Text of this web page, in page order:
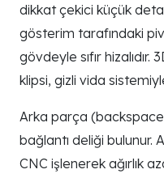
dikkat çekici küçük
gösterim tarafındaki
gövdeyle sıfır
klipsi, gizli vida
Arka parça
bağlantı deliği bulunur.
CNC işlenerek ağırlık